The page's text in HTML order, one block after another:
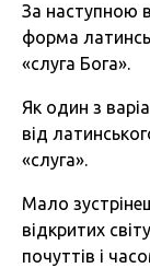
За наступною
форма
«слуга Бога».
Як один з
від
«слуга».
Мало
відкритих
почуттів і